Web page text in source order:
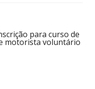
para curso de
motorista voluntário